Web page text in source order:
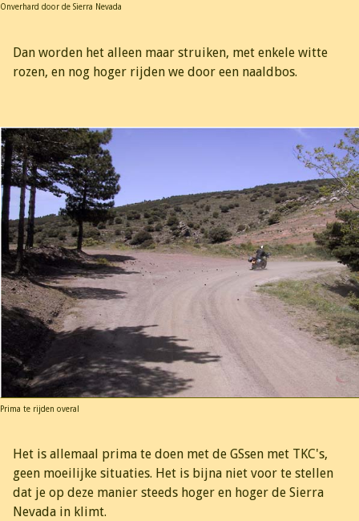
Onverhard door de Sierra Nevada
Dan worden het alleen maar struiken, met enkele witte
rozen, en nog hoger rijden we door een naaldbos.
Prima te rijden overal
Het is allemaal prima te doen met de GSsen met TKC's,
geen moeilijke situaties. Het is bijna niet voor te stellen
dat je op deze manier steeds hoger en hoger de Sierra
Nevada in klimt.